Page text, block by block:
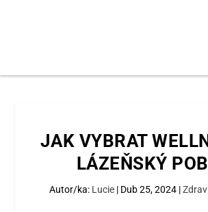
JAK VYBRAT
LÁZEŇSKÝ
Autor/ka: Lucie| Dub 25, 2024|